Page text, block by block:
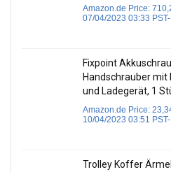
Amazon.de Price:
07/04/2023 03:33 PST-
Fixpoint
Handschrauber mit
und Ladegerät, 1
Amazon.de Price:
10/04/2023 03:51 PST-
Trolley Koffer